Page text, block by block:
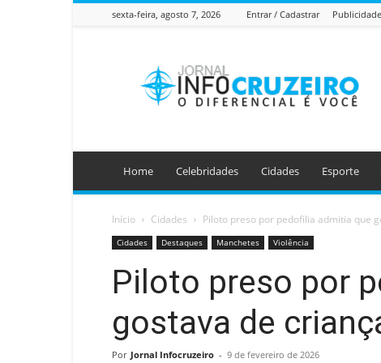
sexta-feira, agosto 7, 2026 Entrar / Cadastrar Publicidade
Info
Cruzeiro
Home Celebridades Cidades Esporte
Início Cidades Piloto preso por pedofilia admitia que
Cidades Destaques Manchetes Violência
Piloto preso por
gostava de
Por Jornal Infocruzeiro - 9 de fevereiro de 2026